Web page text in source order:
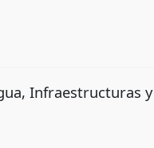
Infraestructuras